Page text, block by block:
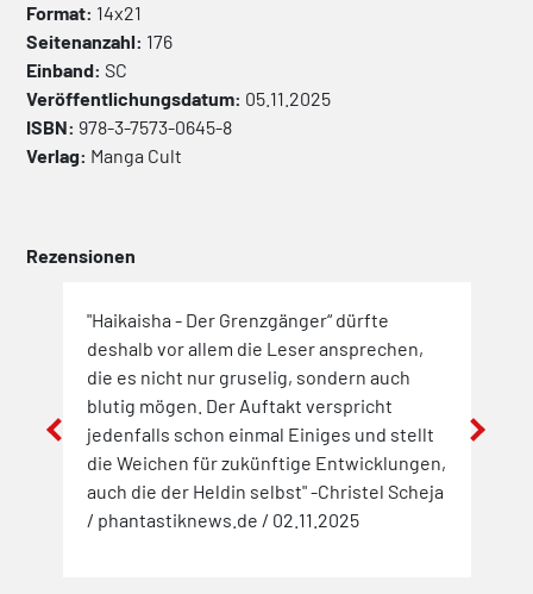
Format: 14x21
Seitenanzahl: 176
Einband: SC
Veröffentlichungsdatum: 05.11.2025
ISBN: 978-3-7573-0645-8
Verlag: Manga Cult
Rezensionen
"Haikaisha - Der Grenzgänger“ dürfte
deshalb vor allem die Leser ansprechen,
die es nicht nur gruselig, sondern auch
blutig mögen. Der Auftakt verspricht
jedenfalls schon einmal Einiges und stellt
die Weichen für zukünftige Entwicklungen,
auch die der Heldin selbst" -Christel Scheja
/ phantastiknews.de / 02.11.2025